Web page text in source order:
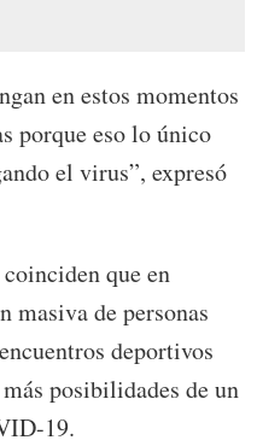
en estos momentos
porque eso lo único
el virus”, expresó
que en
masiva de personas
deportivos
posibilidades de un
19.